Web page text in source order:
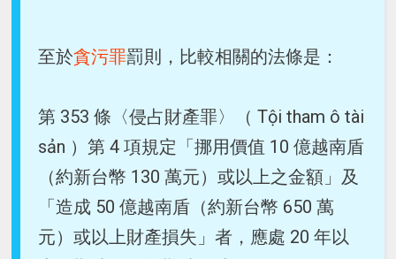
至於貪污罪罰則，比較相關的法條是：
第 353 條〈侵占財產罪〉（ Tội tham ô tài
sản ）第 4 項規定「挪用價值 10 億越南盾
（約新台幣 130 萬元）或以上之金額」及
「造成 50 億越南盾（約新台幣 650 萬
元）或以上財產損失」者，應處 20 年以